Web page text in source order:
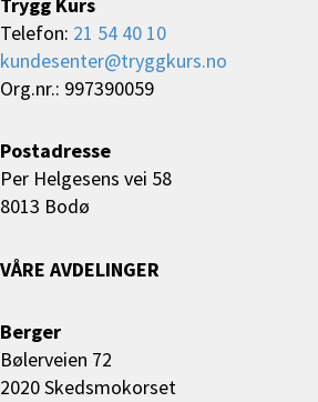
Telefon: 21 54 40 10
kundesenter@tryggkurs.no
Org.nr.: 997390059
Postadresse
Per Helgesens vei 58
8013 Bodø
VÅRE AVDELINGER
Berger
Bølerveien 72
2020 Skedsmokorset